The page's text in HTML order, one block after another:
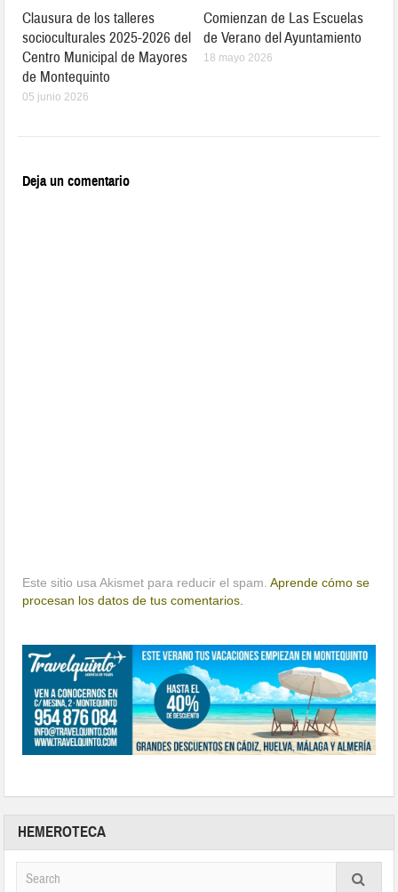
Clausura de los talleres
socioculturales 2025-2026 del
Centro Municipal de Mayores
de Montequinto
05 junio 2026
Comienzan de Las Escuelas
de Verano del Ayuntamiento
18 mayo 2026
Deja un comentario
Este sitio usa Akismet para reducir el spam.Aprende cómo se
procesan los datos de tus comentarios.
HEMEROTECA